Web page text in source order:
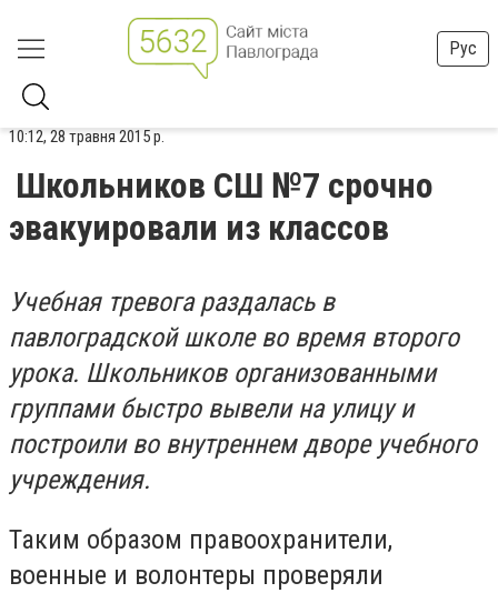
Рус
10:12, 28 травня 2015 р.
Школьников СШ №7 срочно
эвакуировали из классов
Учебная тревога раздалась в
павлоградской школе во время второго
урока. Школьников организованными
группами быстро вывели на улицу и
построили во внутреннем дворе учебного
учреждения.
Таким образом правоохранители,
военные и волонтеры проверяли